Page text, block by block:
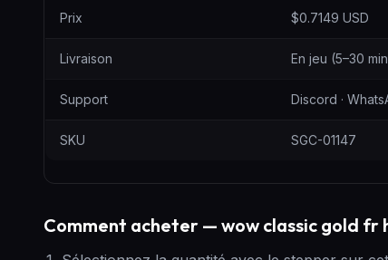
Prix $0.7149 USD
Livraison En jeu (5–30
Support Discord ·
SKU SGC-01147
Comment acheter — wow classic gold fr